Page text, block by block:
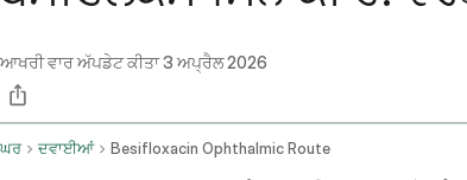
ਆਖਰੀ ਵਾਰ ਅੱਪਡੇਟ ਕੀਤਾ3 ਅਪ੍ਰੈਲ 2026
ਘਰ ਦਵਾਈਆਂ Besifloxacin Ophthalmic Route